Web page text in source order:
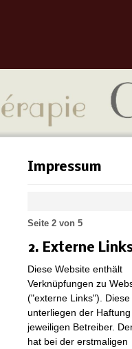
Impressum
Seite 2 von 5
2. Externe
Diese Website enthält
Verknüpfungen zu
("externe Links"). Diese
unterliegen der
jeweiligen Betreiber.
hat bei der erstmaligen